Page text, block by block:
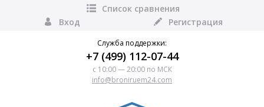
Список сравнения
Вход
Регистрация
Служба поддержки:
+7 (499) 112-07-44
с 10:00 — 20:00 по МСК
info@broniruem24.com